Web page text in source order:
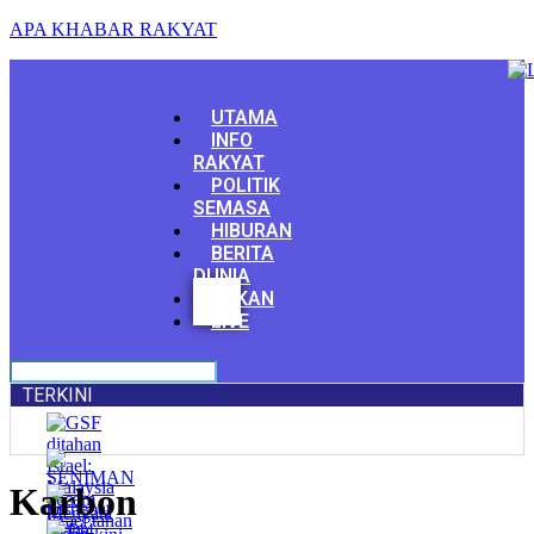
APA KHABAR RAKYAT
Menu
UTAMA
INFO
RAKYAT
POLITIK
SEMASA
HIBURAN
BERITA
DUNIA
SUKAN
LIVE
Facebook
Youtube
TERKINI
Karbon